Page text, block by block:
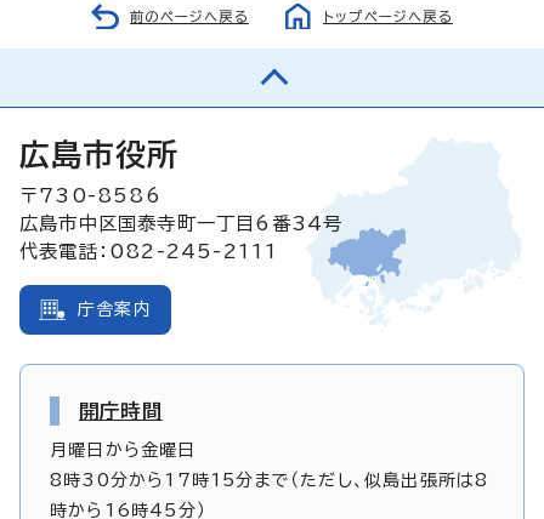
前のページへ戻る トップページへ戻る
広島市役所
〒730-8586
広島市中区国泰寺町一丁目6番34号
代表電話：082-245-2111
庁舎案内
開庁時間
月曜日から金曜日
8時30分から17時15分まで（ただし、似島出張所は8
時から16時45分）